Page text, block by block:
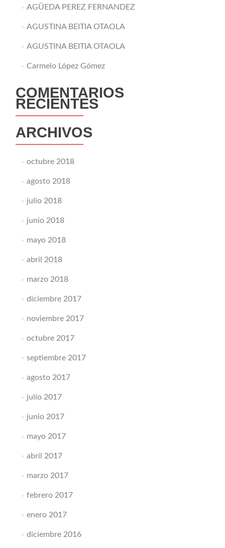
AGÜEDA PEREZ FERNANDEZ
AGUSTINA BEITIA OTAOLA
AGUSTINA BEITIA OTAOLA
Carmelo López Gómez
COMENTARIOS
RECIENTES
ARCHIVOS
octubre 2018
agosto 2018
julio 2018
junio 2018
mayo 2018
abril 2018
marzo 2018
diciembre 2017
noviembre 2017
octubre 2017
septiembre 2017
agosto 2017
julio 2017
junio 2017
mayo 2017
abril 2017
marzo 2017
febrero 2017
enero 2017
diciembre 2016